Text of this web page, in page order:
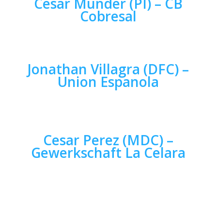
Cobresal
Jonathan Villagra (DFC) –
Union Espanola
Cesar Perez (MDC) –
Gewerkschaft La Celara